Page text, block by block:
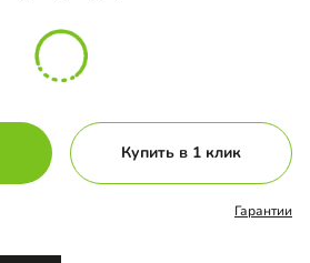
Купить в 1 клик
Гарантии